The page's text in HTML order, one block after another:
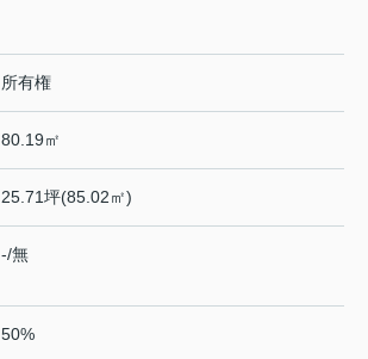
所有権
80.19㎡
25.71坪(85.02㎡)
-/無
50%